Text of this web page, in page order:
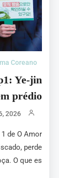
Coreano
Ye-jin
prédio?
2026
de O Amor
perde
O que es…